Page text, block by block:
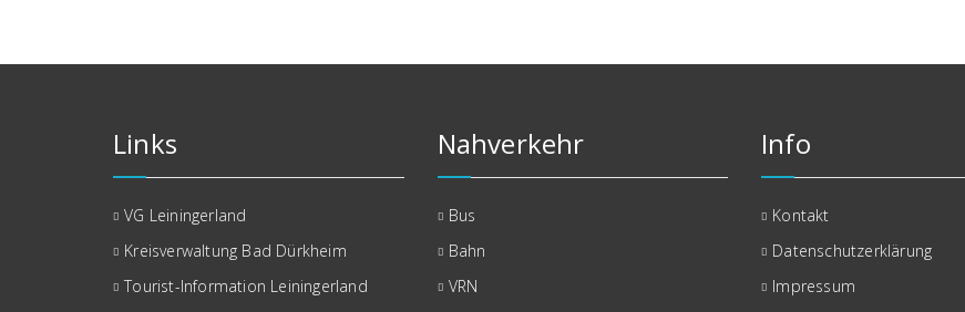
Links
VG Leiningerland
Kreisverwaltung Bad Dürkheim
Tourist-Information Leiningerland
Nahverkehr
Bus
Bahn
VRN
Info
Kontakt
Datenschutzerklärung
Impressum